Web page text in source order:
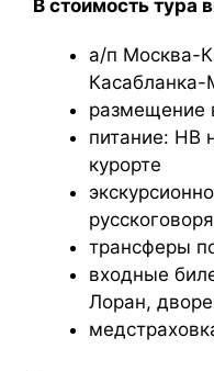
В стоимость тура
а/п Москва-
размещение
питание: НВ
курорте
трансферы
входные
Лоран,